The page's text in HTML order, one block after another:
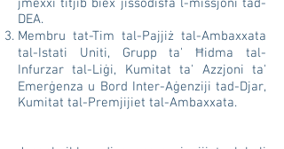
jmexxi titjib biex jissodisfa l-missjoni tad-
DEA.
Membru tat-Tim tal-Pajjiż tal-Ambaxxata
tal-Istati Uniti, Grupp ta' Ħidma tal-
Infurzar tal-Liġi, Kumitat ta' Azzjoni ta'
Emerġenza u Bord Inter-Aġenziji tad-Djar,
Kumitat tal-Premjijiet tal-Ambaxxata.